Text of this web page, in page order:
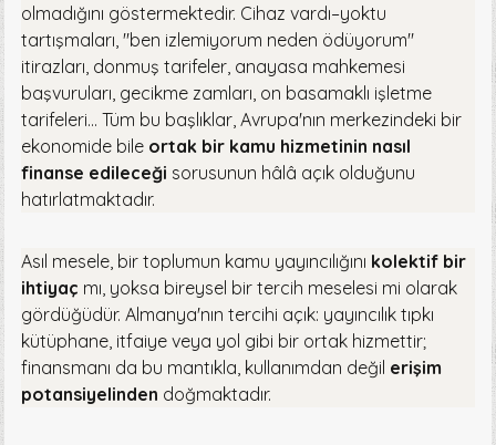
olmadığını göstermektedir. Cihaz vardı–yoktu
tartışmaları, "ben izlemiyorum neden ödüyorum"
itirazları, donmuş tarifeler, anayasa mahkemesi
başvuruları, gecikme zamları, on basamaklı işletme
tarifeleri… Tüm bu başlıklar, Avrupa'nın merkezindeki bir
ekonomide bile ortak bir kamu hizmetinin nasıl
finanse edileceği sorusunun hâlâ açık olduğunu
hatırlatmaktadır.
Asıl mesele, bir toplumun kamu yayıncılığını kolektif bir
ihtiyaç mı, yoksa bireysel bir tercih meselesi mi olarak
gördüğüdür. Almanya'nın tercihi açık: yayıncılık tıpkı
kütüphane, itfaiye veya yol gibi bir ortak hizmettir;
finansmanı da bu mantıkla, kullanımdan değil erişim
potansiyelinden doğmaktadır.